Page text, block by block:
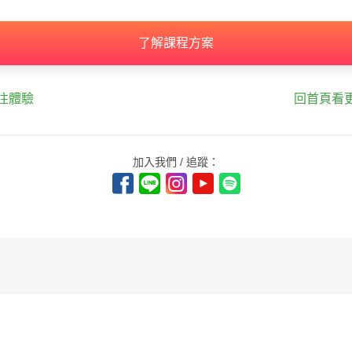
了解課程方案
體驗 回首頁看
加入我們 / 追蹤：